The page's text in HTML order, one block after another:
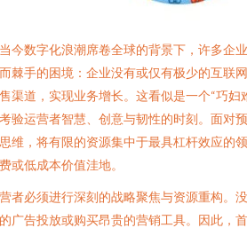
今数字化浪潮席卷全球的背景下，许多企
棘手的困境：企业没有或仅有极少的互联
渠道，实现业务增长。这看似是一个“巧妇
验运营者智慧、创意与韧性的时刻。面对
维，将有限的资源集中于最具杠杆效应的
或低成本价值洼地。
者必须进行深刻的战略聚焦与资源重构。
广告投放或购买昂贵的营销工具。因此，